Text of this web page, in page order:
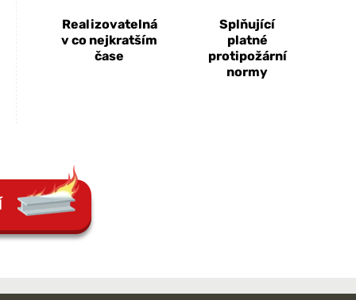
Realizovatelná
v co nejkratším
čase
Splňující
platné
protipožární
normy